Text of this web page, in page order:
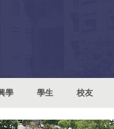
學 學生 校友